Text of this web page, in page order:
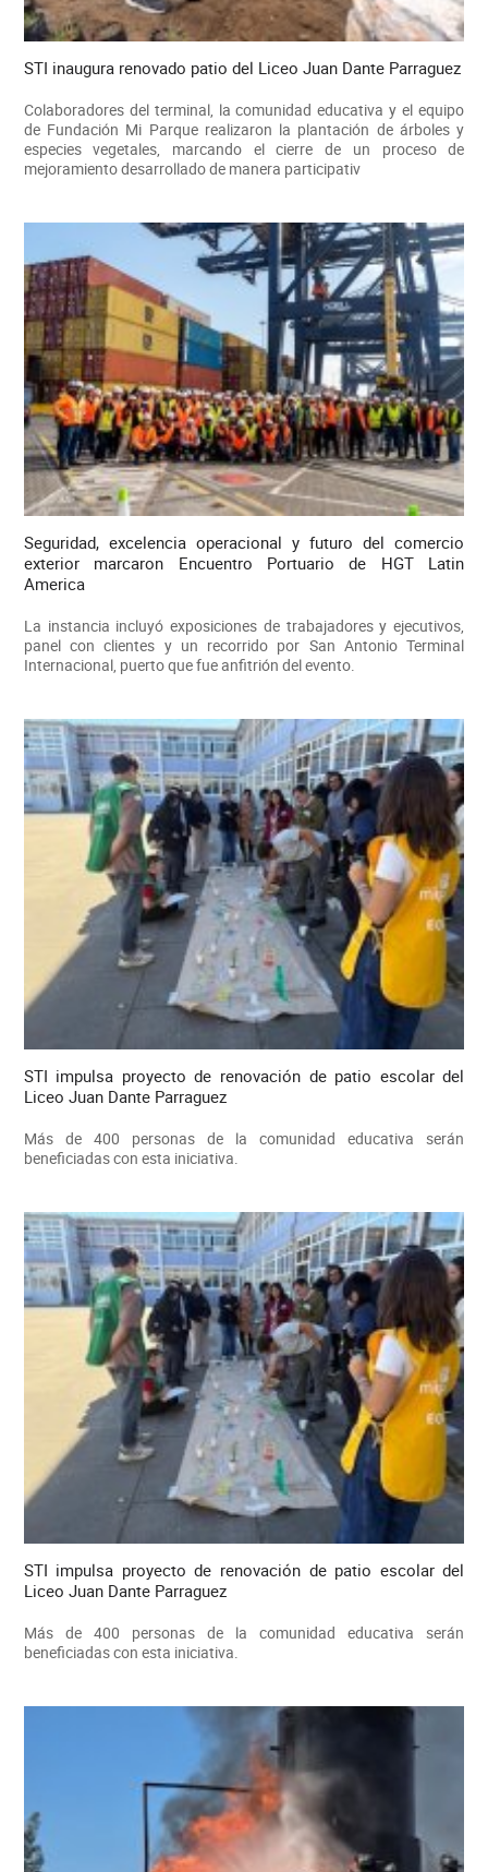
STI inaugura renovado patio del Liceo Juan Dante Parraguez
Colaboradores del terminal, la comunidad educativa y el equipo
de Fundación Mi Parque realizaron la plantación de árboles y
especies vegetales, marcando el cierre de un proceso de
mejoramiento desarrollado de manera participativ
Seguridad, excelencia operacional y futuro del comercio
exterior marcaron Encuentro Portuario de HGT Latin
America
La instancia incluyó exposiciones de trabajadores y ejecutivos,
panel con clientes y un recorrido por San Antonio Terminal
Internacional, puerto que fue anfitrión del evento.
STI impulsa proyecto de renovación de patio escolar del
Liceo Juan Dante Parraguez
Más de 400 personas de la comunidad educativa serán
beneficiadas con esta iniciativa.
STI impulsa proyecto de renovación de patio escolar del
Liceo Juan Dante Parraguez
Más de 400 personas de la comunidad educativa serán
beneficiadas con esta iniciativa.